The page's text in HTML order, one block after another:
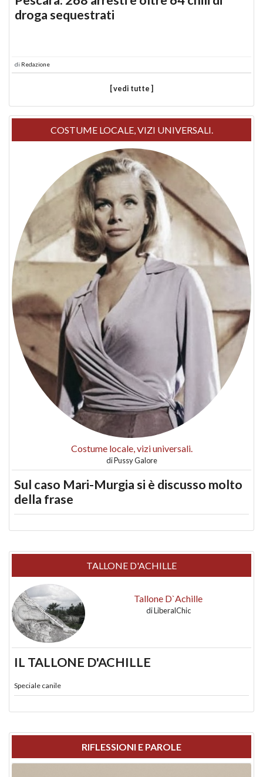
droga sequestrati
di Redazione
[ vedi tutte ]
COSTUME LOCALE, VIZI UNIVERSALI.
Costume locale, vizi universali.
diPussy Galore
Sul caso Mari-Murgia si è discusso molto
della frase
TALLONE D'ACHILLE
Tallone D`Achille
diLiberalChic
IL TALLONE D'ACHILLE
Speciale canile
RIFLESSIONI E PAROLE